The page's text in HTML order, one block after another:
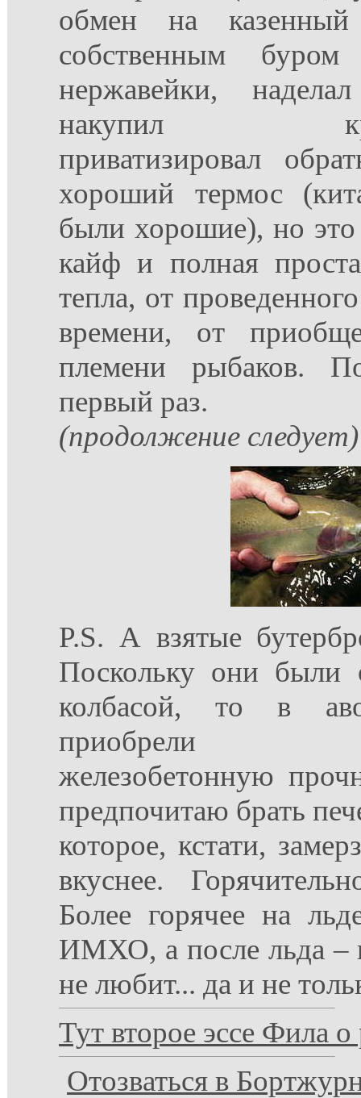
обмен на казенный
собственным
нержавейки,
накупил
приватизировал
хороший термос
были хорошие), но
кайф и полная
тепла, от
времени, от
племени рыбаков.
первый раз.
(продолжение следует)
P.S. А взятые
Поскольку они
колбасой, то в
приобрели
железобетонную
предпочитаю брать
которое, кстати,
вкуснее.
Более горячее на
ИМХО, а после льда –
не любит... да и не
Тут второе эссе Фила
Отозваться в